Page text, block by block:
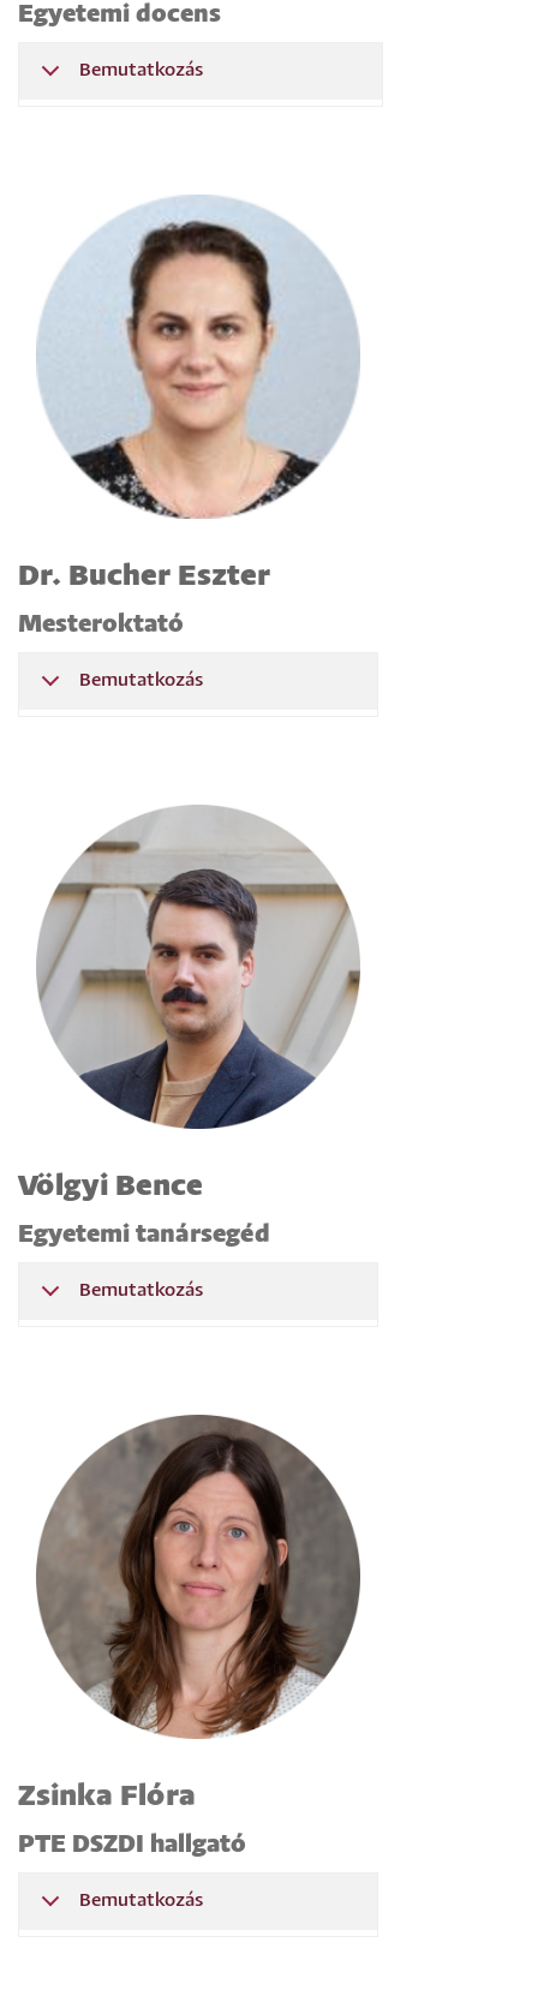
Egyetemi docens
Bemutatkozás
Dr. Bucher Eszter
Mesteroktató
Bemutatkozás
Völgyi Bence
Egyetemi tanársegéd
Bemutatkozás
Zsinka Flóra
PTE DSZDI hallgató
Bemutatkozás